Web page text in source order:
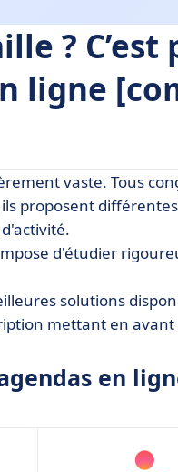
? C’est
ligne
en 2025
vaste. Tous
ils proposent
d'étudier
solutions
mettant en
en